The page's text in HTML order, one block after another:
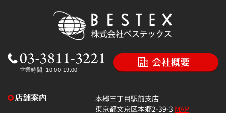
本郷三丁目駅前支店
東京都文京区本郷2-39-3 MAP